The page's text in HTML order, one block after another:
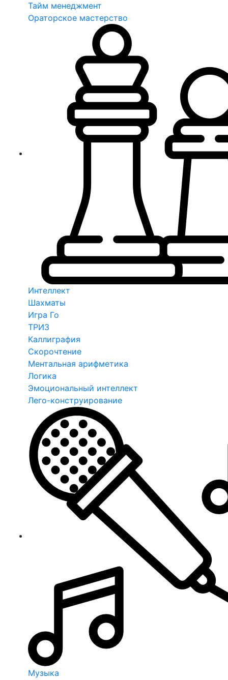
Тайм менеджмент
Ораторское мастерство
Интеллект
Шахматы
Игра Го
ТРИЗ
Каллиграфия
Скорочтение
Ментальная арифметика
Логика
Эмоциональный интеллект
Лего-конструирование
Музыка